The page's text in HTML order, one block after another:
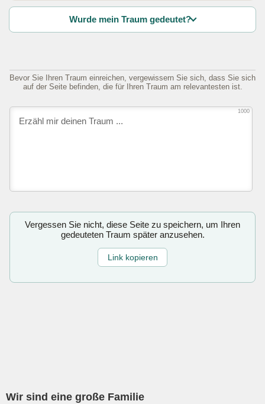
Wurde mein Traum gedeutet?
Bevor Sie Ihren Traum einreichen, vergewissern Sie sich, dass Sie sich
auf der Seite befinden, die für Ihren Traum am relevantesten ist.
1000
Vergessen Sie nicht, diese Seite zu speichern, um Ihren
gedeuteten Traum später anzusehen.
Link kopieren
Wir sind eine große Familie